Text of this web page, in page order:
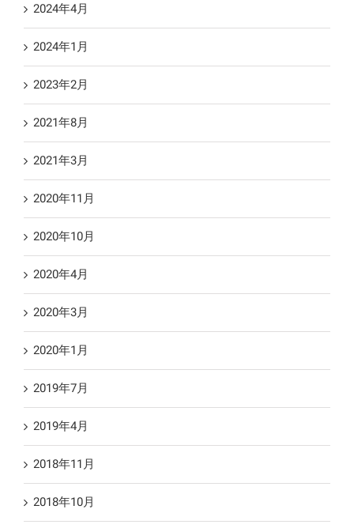
2024年4月
2024年1月
2023年2月
2021年8月
2021年3月
2020年11月
2020年10月
2020年4月
2020年3月
2020年1月
2019年7月
2019年4月
2018年11月
2018年10月